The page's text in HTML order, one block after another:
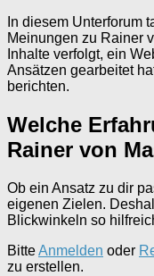
In diesem Unterforum
Meinungen zu Rainer
Inhalte verfolgt, ein
Ansätzen gearbeitet
berichten.
Welche
Rainer von
Ob ein Ansatz zu dir
eigenen Zielen.
Blickwinkeln so
BitteAnmelden oder
zu erstellen.